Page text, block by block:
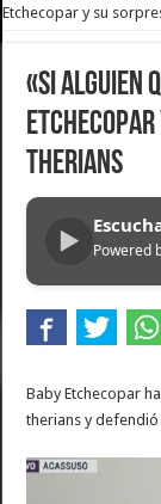
Etchecopar y su
«Si alguien
Etchecopar
therians
▶ Powered
Baby Etchecopar
therians y